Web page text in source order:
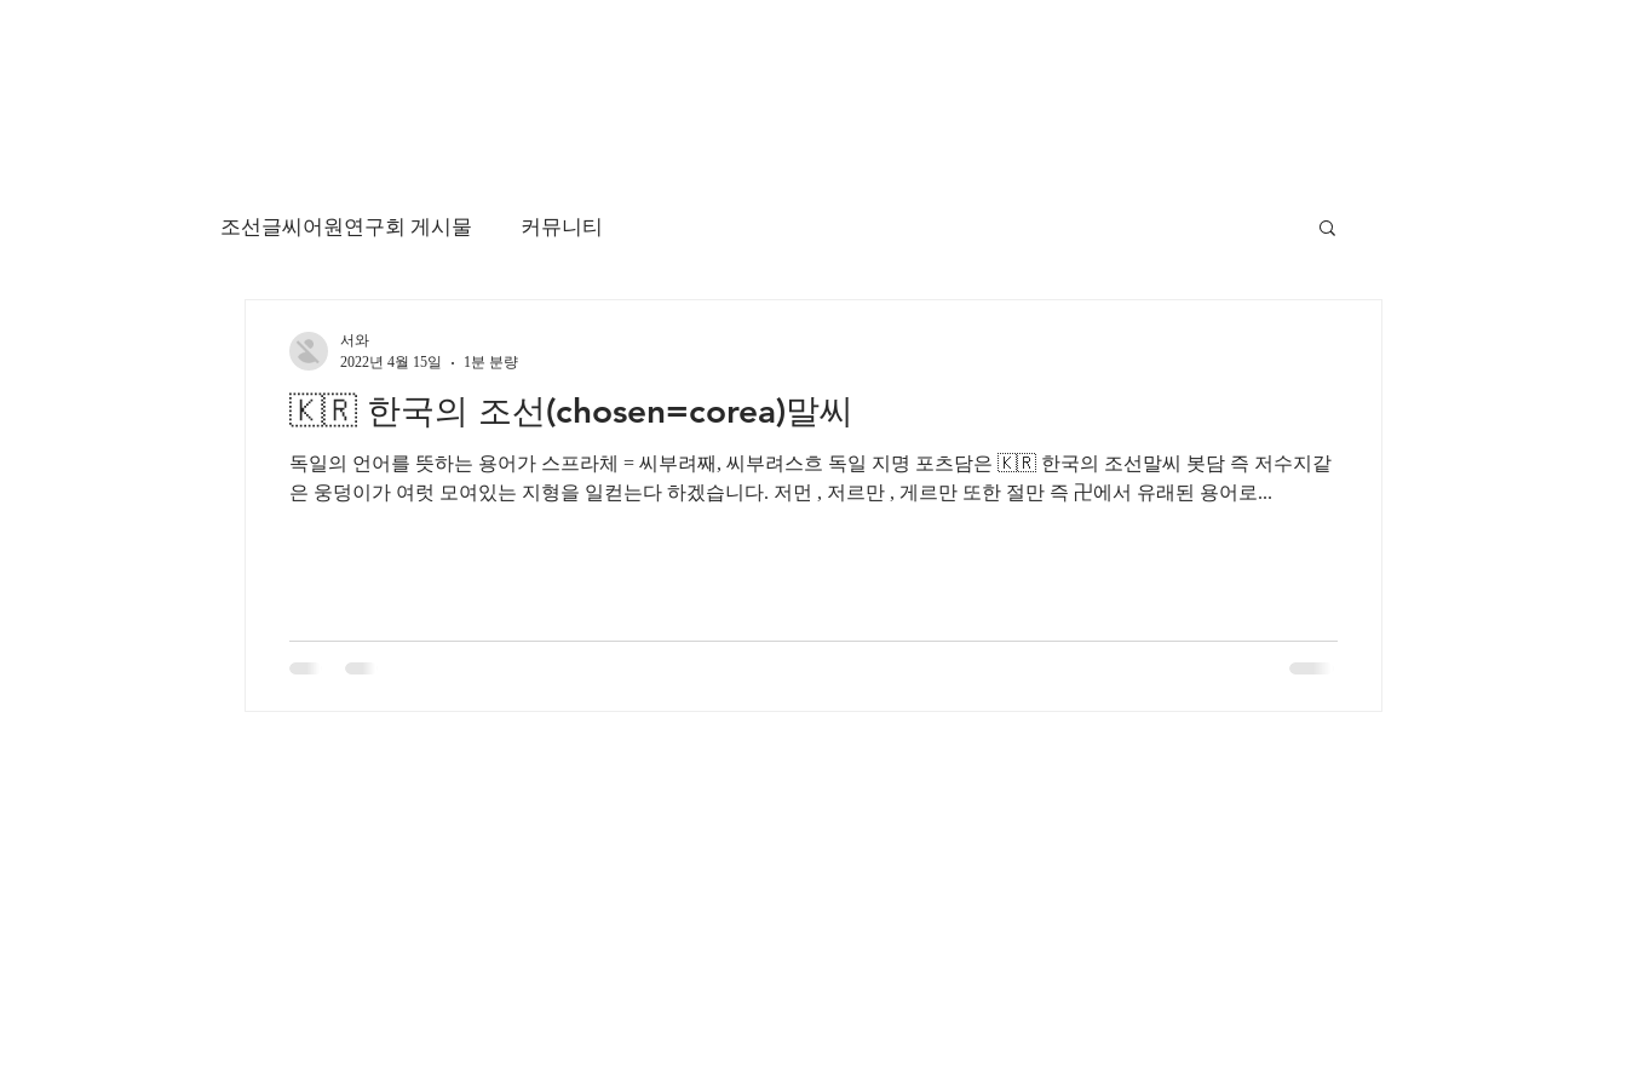
조선글씨어원연구회 게시물 커뮤니티
🇰🇷 한국의 조선(chosen=corea)말씨
독일의 언어를 뜻하는 용어가 스프라체 = 씨부려째, 씨부려스흐 독일 지명 포츠담은 🇰🇷 한국의 조선말씨 봇담 즉 저수지같
은 웅덩이가 여럿 모여있는 지형을 일컫는다 하겠습니다. 저먼 , 저르만 , 게르만 또한 절만 즉 卍에서 유래된 용어로...
서와
2022년 4월 15일
1분 분량